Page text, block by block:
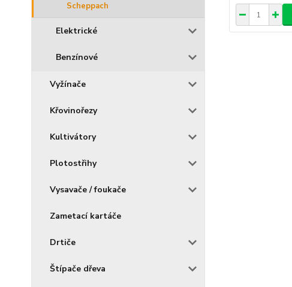
Scheppach
Elektrické
Benzínové
Vyžínače
Křovinořezy
Kultivátory
Plotostřihy
Vysavače / foukače
Zametací kartáče
Drtiče
Štípače dřeva